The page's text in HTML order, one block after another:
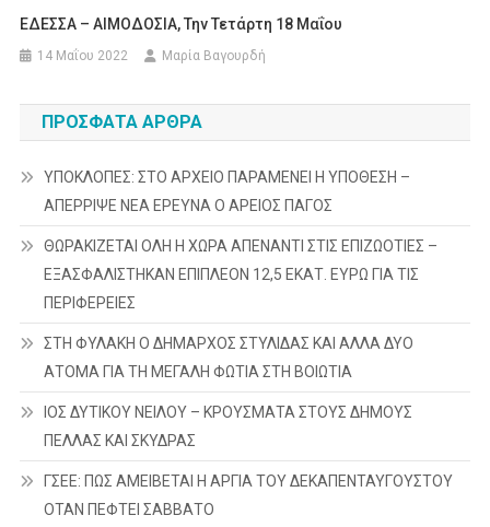
ΕΔΕΣΣΑ – ΑΙΜΟΔΟΣΙΑ, Την Τετάρτη 18 Μαΐου
14 Μαΐου 2022 Μαρία Βαγουρδή
ΠΡΌΣΦΑΤΑ ΆΡΘΡΑ
ΥΠΟΚΛΟΠΕΣ: ΣΤΟ ΑΡΧΕΙΟ ΠΑΡΑΜΕΝΕΙ Η ΥΠΟΘΕΣΗ –
ΑΠΕΡΡΙΨΕ ΝΕΑ ΕΡΕΥΝΑ Ο ΑΡΕΙΟΣ ΠΑΓΟΣ
ΘΩΡΑΚΙΖΕΤΑΙ ΟΛΗ Η ΧΩΡΑ ΑΠΕΝΑΝΤΙ ΣΤΙΣ ΕΠΙΖΩΟΤΙΕΣ –
ΕΞΑΣΦΑΛΙΣΤΗΚΑΝ ΕΠΙΠΛΕΟΝ 12,5 ΕΚΑΤ. ΕΥΡΩ ΓΙΑ ΤΙΣ
ΠΕΡΙΦΕΡΕΙΕΣ
ΣΤΗ ΦΥΛΑΚΗ Ο ΔΗΜΑΡΧΟΣ ΣΤΥΛΙΔΑΣ ΚΑΙ ΑΛΛΑ ΔΥΟ
ΑΤΟΜΑ ΓΙΑ ΤΗ ΜΕΓΑΛΗ ΦΩΤΙΑ ΣΤΗ ΒΟΙΩΤΙΑ
ΙΟΣ ΔΥΤΙΚΟΥ ΝΕΙΛΟΥ – ΚΡΟΥΣΜΑΤΑ ΣΤΟΥΣ ΔΗΜΟΥΣ
ΠΕΛΛΑΣ ΚΑΙ ΣΚΥΔΡΑΣ
ΓΣΕΕ: ΠΩΣ ΑΜΕΙΒΕΤΑΙ Η ΑΡΓΙΑ ΤΟΥ ΔΕΚΑΠΕΝΤΑΥΓΟΥΣΤΟΥ
ΟΤΑΝ ΠΕΦΤΕΙ ΣΑΒΒΑΤΟ